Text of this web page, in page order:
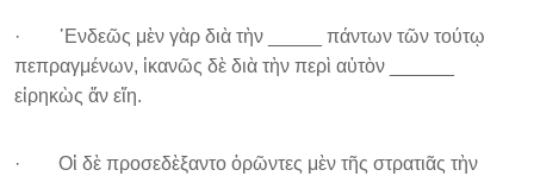
· ᾿Ενδεῶς μὲν γὰρ διὰ τὴν _____ πάντων τῶν τούτῳ
πεπραγμένων, ἱκανῶς δὲ διὰ τὴν περὶ αὐτὸν ______
εἰρηκὼς ἄν εἴη.
· Οἱ δὲ προσεδὲξαντο ὁρῶντες μὲν τῆς στρατιᾶς τὴν